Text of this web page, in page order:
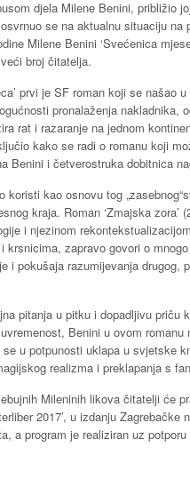
djela Milene Benini, približio
se na aktualnu situaciju
Milene Benini ‘Svećenica
broj čitatelja.
prvi je SF roman koji se našao
pronalaženja nakladnika,
rat i razaranje na jednom
kako se radi o romanu koji
Benini i četverostruka dobitnica
koristi kao osnovu tog
kraja. Roman ‘Zmajska
i njezinom
zapravo govori o
i pokušaja razumijevanja drugog,
pitanja u pitku i dopadljivu priču
Benini u ovom
u potpunosti uklapa u svjetske
realizma i preklapanja s
Mileninih likova čitatelji će
2017’, u izdanju
a program je realiziran uz potporu